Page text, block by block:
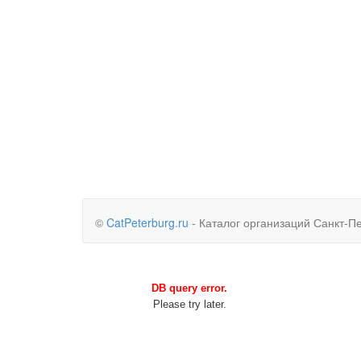
© CatPeterburg.ru - Каталог организаций Санкт-
DB query error.
Please try later.